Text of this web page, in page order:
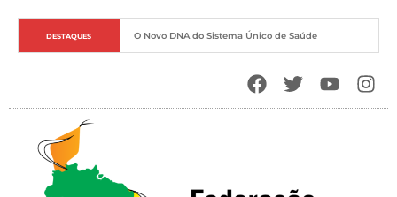
DESTAQUES O Novo DNA do Sistema Único de Saúde